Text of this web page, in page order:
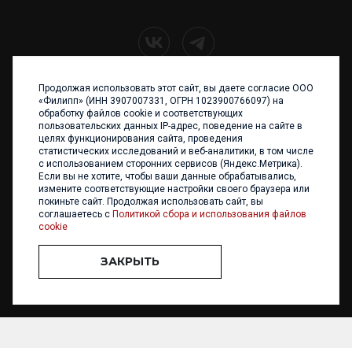
+7 (4012) 960 898
236017 Калининград,
ул. Каштановая аллея, 47
Телефон: +7 4012 960 898,
+7 4012 960 856
Написать нам
ООО «ФИЛИПП» © 2013 - 2026. Все права защищены
Разработка и
Продолжая использовать этот сайт, вы даете согласие ООО
«Филипп» (ИНН 3907007331, ОГРН 1023900766097) на
обработку файлов cookie и соответствующих
пользовательских данных IP-адрес, поведение на сайте в
целях функционирования сайта, проведения
статистических исследований и веб-аналитики, в том числе
с использованием сторонних сервисов (Яндекс.Метрика).
Если вы не хотите, чтобы ваши данные обрабатывались,
измените соответствующие настройки своего браузера или
покиньте сайт. Продолжая использовать сайт, вы
соглашаетесь с Политикой сбора и использования файлов
cookie
ЗАКРЫТЬ